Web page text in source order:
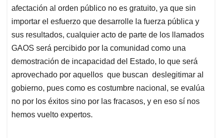
afectación al orden público no es gratuito, ya que sin
importar el esfuerzo que desarrolle la fuerza pública y
sus resultados, cualquier acto de parte de los llamados
GAOS será percibido por la comunidad como una
demostración de incapacidad del Estado, lo que será
aprovechado por aquellos que buscan deslegitimar al
gobierno, pues como es costumbre nacional, se evalúa
no por los éxitos sino por las fracasos, y en eso sí nos
hemos vuelto expertos.